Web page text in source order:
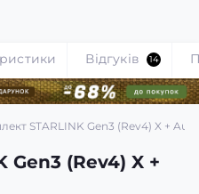
STARLINK Gen3 (Rev4) X +
Gen3 (Rev4) X +
Відгуків 14